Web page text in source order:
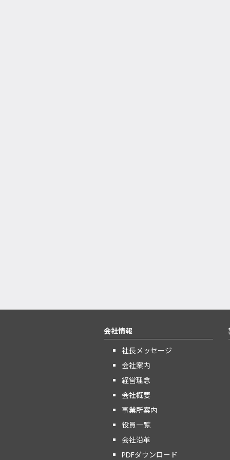
会社情報
社長メッセージ
会社案内
経営理念
会社概要
事業所案内
役員一覧
会社沿革
PDFダウンロード